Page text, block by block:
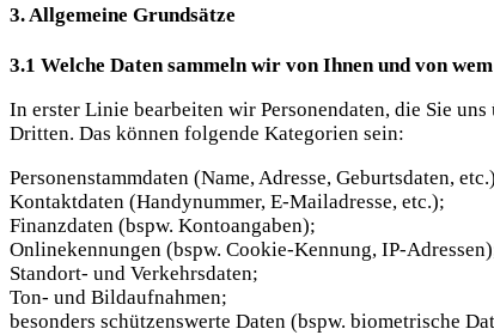
3. Allgemeine Grundsätze
3.1 Welche Daten sammeln wir von Ihnen und von
In erster Linie bearbeiten wir Personendaten, die Sie
Dritten. Das können folgende Kategorien sein:
Personenstammdaten (Name, Adresse, Geburtsdaten,
Kontaktdaten (Handynummer, E-Mailadresse, etc.);
Finanzdaten (bspw. Kontoangaben);
Onlinekennungen (bspw. Cookie-Kennung, IP-
Standort- und Verkehrsdaten;
Ton- und Bildaufnahmen;
besonders schützenswerte Daten (bspw. biometrische